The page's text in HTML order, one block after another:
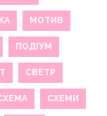
МОТИВ
ПОДІУМ
СВЕТР
СХЕМИ